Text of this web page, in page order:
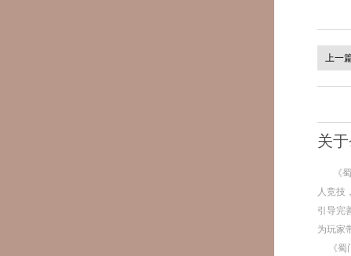
上一
关
《
人竞技
引导完
为玩家
《